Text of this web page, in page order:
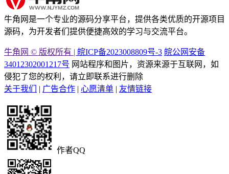
牛角网是一个专业的源码分享平台，提供各类优质的开源项目
源码，为开发者们提供便捷高效的学习与交流平台。
牛角网 © 版权所有 | 皖ICP备2023008809号-3 皖公网安备
34012302001217号 网站程序和图片，资源来源于互联网，如
侵犯了您的权利，请立即联系进行删除
关于我们
| 广告合作 | 心愿清单 | 友情链接
作者QQ